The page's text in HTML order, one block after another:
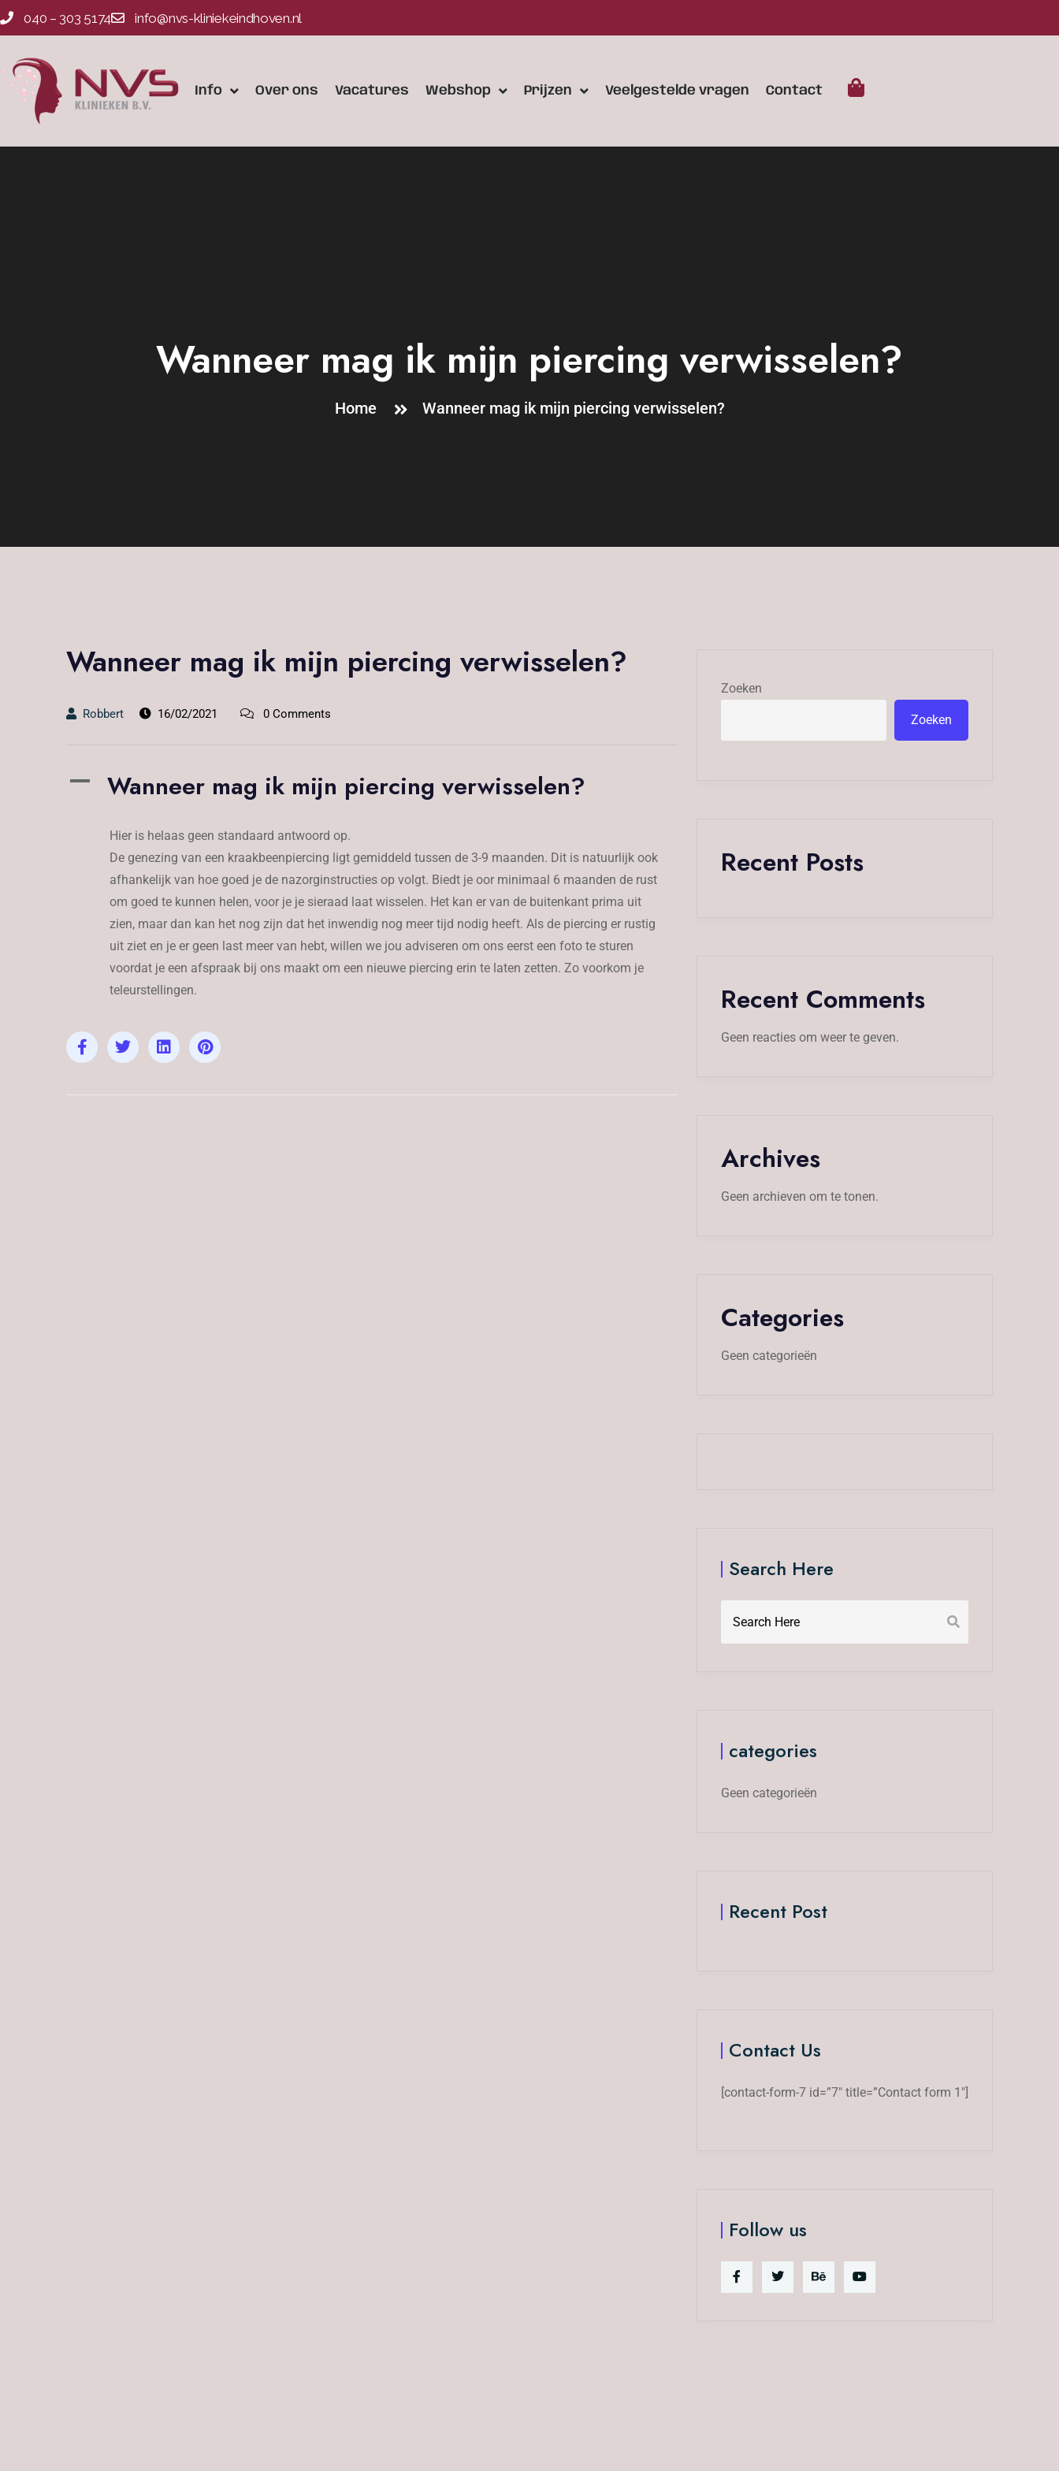
040 – 303 5174 info@nvs-kliniekeindhoven.nl
Info Over ons Vacatures Webshop Prijzen Veelgestelde vragen Contact
Wanneer mag ik mijn piercing verwisselen?
Home Wanneer mag ik mijn piercing verwisselen?
Wanneer mag ik mijn piercing verwisselen?
Robbert 16/02/2021 0 Comments
A Wanneer mag ik mijn piercing verwisselen?
Hier is helaas geen standaard antwoord op.
De genezing van een kraakbeenpiercing ligt gemiddeld tussen de 3-9 maanden. Dit is natuurlijk ook
afhankelijk van hoe goed je de nazorginstructies op volgt. Biedt je oor minimaal 6 maanden de rust
om goed te kunnen helen, voor je je sieraad laat wisselen. Het kan er van de buitenkant prima uit
zien, maar dan kan het nog zijn dat het inwendig nog meer tijd nodig heeft. Als de piercing er rustig
uit ziet en je er geen last meer van hebt, willen we jou adviseren om ons eerst een foto te sturen
voordat je een afspraak bij ons maakt om een nieuwe piercing erin te laten zetten. Zo voorkom je
teleurstellingen.
Zoeken
Zoeken
Recent Posts
Recent Comments
Geen reacties om weer te geven.
Archives
Geen archieven om te tonen.
Categories
Geen categorieën
Search Here
categories
Geen categorieën
Recent Post
Contact Us
[contact-form-7 id=”7″ title=”Contact form 1″]
Follow us